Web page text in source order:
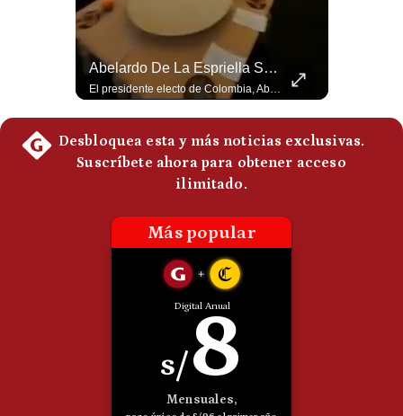
Frecuentes
Abelardo De La Espriella Se Reúne Con Javier Milei En Cali | Gestión Mundo
El presidente electo de Colombia, Abelardo de la Espriella, sostuvo una reunión bilateral en Cali con el mandatario argentino Javier Milei. El encuentro se dio pocas horas antes de la ceremonia de investidura presidencial para el periodo 2026-2030, marcando el inicio de una nueva alianza estratégica regional. #DeLaEspriella #JavierMilei #Colombia #Argentina #PoliticaLatina #Shorts 👉 Suscríbete y activa la campana para no perderte nuestro análisis diario. 🌎 Síguenos en nuestras redes sociales: 📌 Web oficial: https://gestion.pe/mundo/ 📌 LinkedIn: http://bit.ly/3HYIET0 📌 X (Twitter): http://bit.ly/4noZtX9 📌 TikTok: http://bit.ly/4evB6TO